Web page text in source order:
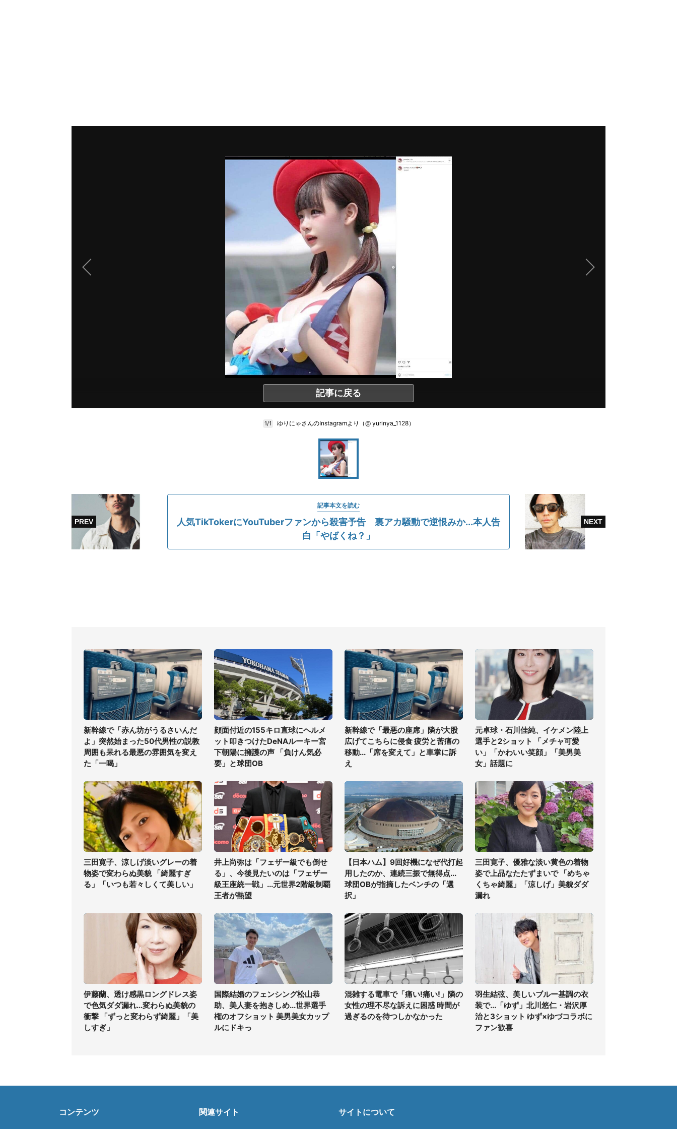
記事に戻る
1/1 ゆりにゃさんのInstagramより（@ yurinya_1128）
記事本文を読む
人気TikTokerにYouTuberファンから殺害予告 裏アカ騒動で逆恨みか...本人告
白「やばくね？」
新幹線で「赤ん坊がうるさいんだ
よ」突然始まった50代男性の説教
周囲も呆れる最悪の雰囲気を変え
た「一喝」
顔面付近の155キロ直球にヘルメ
ット叩きつけたDeNAルーキー宮
下朝陽に擁護の声 「負けん気必
要」と球団OB
新幹線で「最悪の座席」隣が大股
広げてこちらに侵食 疲労と苦痛の
移動...「席を変えて」と車掌に訴
え
元卓球・石川佳純、イケメン陸上
選手と2ショット 「メチャ可愛
い」「かわいい笑顔」「美男美
女」話題に
三田寛子、涼しげ淡いグレーの着
物姿で変わらぬ美貌 「綺麗すぎ
る」「いつも若々しくて美しい」
井上尚弥は「フェザー級でも倒せ
る」、今後見たいのは「フェザー
級王座統一戦」...元世界2階級制覇
王者が熱望
【日本ハム】9回好機になぜ代打起
用したのか、連続三振で無得点...
球団OBが指摘したベンチの「選
択」
三田寛子、優雅な淡い黄色の着物
姿で上品なたたずまいで 「めちゃ
くちゃ綺麗」「涼しげ」美貌ダダ
漏れ
伊藤蘭、透け感黒ロングドレス姿
で色気ダダ漏れ...変わらぬ美貌の
衝撃 「ずっと変わらず綺麗」「美
しすぎ」
国際結婚のフェンシング松山恭
助、美人妻を抱きしめ...世界選手
権のオフショット 美男美女カップ
ルにドキっ
混雑する電車で「痛い!痛い!」隣の
女性の理不尽な訴えに困惑 時間が
過ぎるのを待つしかなかった
羽生結弦、美しいブルー基調の衣
装で...「ゆず」北川悠仁・岩沢厚
治と3ショット ゆず×ゆづコラボに
ファン歓喜
コンテンツ 関連サイト サイトについて